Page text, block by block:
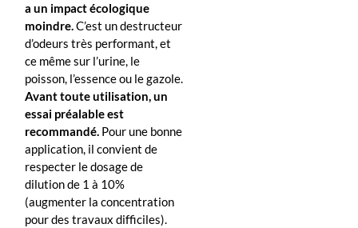
a un impact écologique
moindre.C’est un destructeur
d’odeurs très performant, et
ce même sur l’urine, le
poisson, l’essence ou le gazole.
Avant toute utilisation, un
essai préalable est
recommandé. Pour une bonne
application, il convient de
respecter le dosage de
dilution de 1 à 10%
(augmenter la concentration
pour des travaux difficiles).